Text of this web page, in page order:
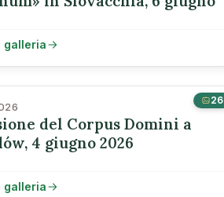
galleria
26
del Corpus Domini a
4 giugno 2026
galleria